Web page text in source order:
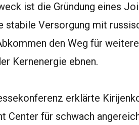
ist die Gründung eines
stabile Versorgung mit
den Weg für
Kernenergie ebnen.
erklärte
Center für schwach